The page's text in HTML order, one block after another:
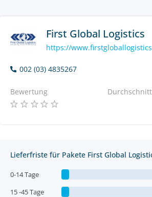
First Global Logistics
https://
002 (03) 4835267
Bewertung
Lieferfriste für Pakete First Global
0-14 Tage
15 -45 Tage